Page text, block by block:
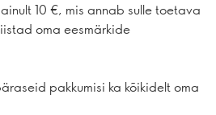
10 €, mis annab sulle toetava
oma eesmärkide
pakkumisi ka kõikidelt oma